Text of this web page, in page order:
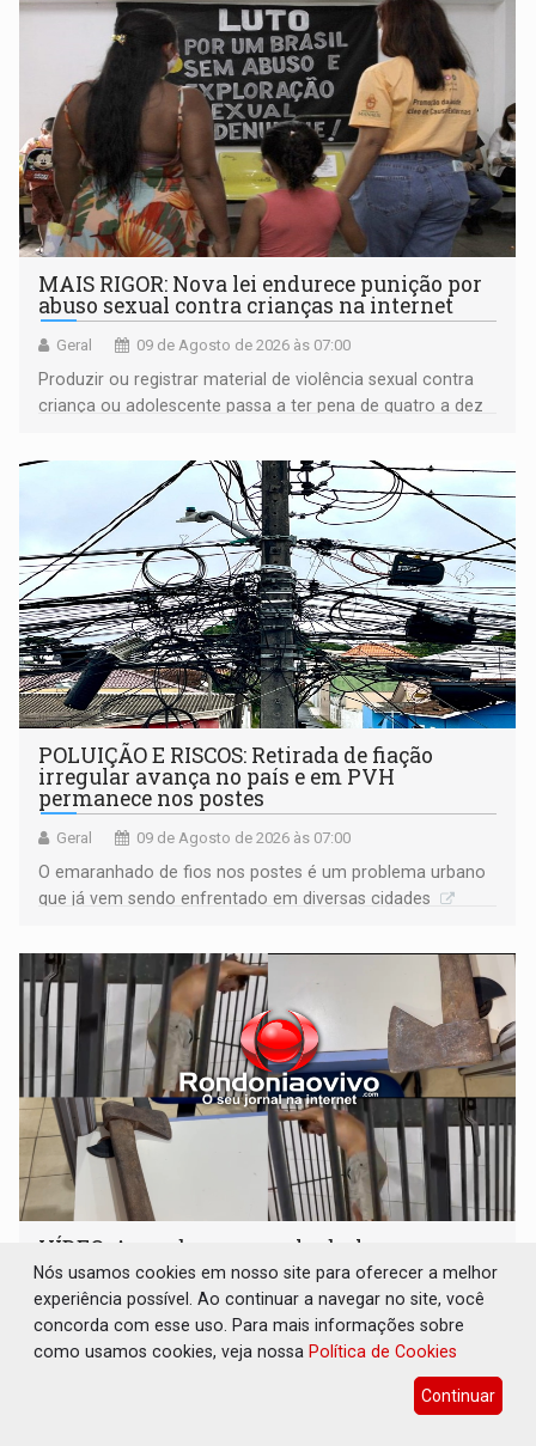
MAIS RIGOR: Nova lei endurece punição por
abuso sexual contra crianças na internet
Geral 09 de Agosto de 2026 às 07:00
Produzir ou registrar material de violência sexual contra
criança ou adolescente passa a ter pena de quatro a dez
POLUIÇÃO E RISCOS: Retirada de fiação
irregular avança no país e em PVH
permanece nos postes
Geral 09 de Agosto de 2026 às 07:00
O emaranhado de fios nos postes é um problema urbano
que já vem sendo enfrentado em diversas cidades
VÍDEO: Armado com machado, homem
ameaça matar sobrinha grávida e com bebê
no colo
Polícia 09 de Agosto de 2026 às 04:05
Crime foi registrado na zona Sul de Porto Velho
Nós usamos cookies em nosso site para oferecer a melhor
experiência possível. Ao continuar a navegar no site, você
concorda com esse uso. Para mais informações sobre
como usamos cookies, veja nossa Política de Cookies
Continuar